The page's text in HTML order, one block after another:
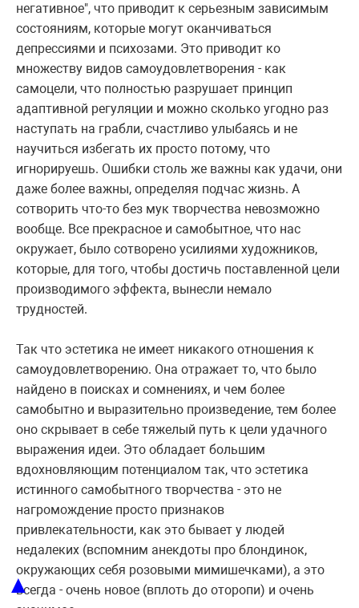
негативное", что приводит к серьезным зависимым
состояниям, которые могут оканчиваться
депрессиями и психозами. Это приводит ко
множеству видов самоудовлетворения - как
самоцели, что полностью разрушает принцип
адаптивной регуляции и можно сколько угодно раз
наступать на грабли, счастливо улыбаясь и не
научиться избегать их просто потому, что
игнорируешь. Ошибки столь же важны как удачи, они
даже более важны, определяя подчас жизнь. А
сотворить что-то без мук творчества невозможно
вообще. Все прекрасное и самобытное, что нас
окружает, было сотворено усилиями художников,
которые, для того, чтобы достичь поставленной цели
производимого эффекта, вынесли немало
трудностей.
Так что эстетика не имеет никакого отношения к
самоудовлетворению. Она отражает то, что было
найдено в поисках и сомнениях, и чем более
самобытно и выразительно произведение, тем более
оно скрывает в себе тяжелый путь к цели удачного
выражения идеи. Это обладает большим
вдохновляющим потенциалом так, что эстетика
истинного самобытного творчества - это не
нагромождение просто признаков
привлекательности, как это бывает у людей
недалеких (вспомним анекдоты про блондинок,
окружающих себя розовыми мимишечками), а это
всегда - очень новое (вплоть до оторопи) и очень
▲